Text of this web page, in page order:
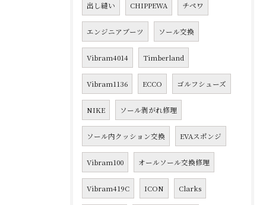
出し縫い CHIPPEWA チペワ
エンジニアブーツ ソール交換
Vibram4014 Timberland
Vibram1136 ECCO ゴルフシューズ
NIKE ソール剥がれ修理
ソール内クッション交換 EVAスポンジ
Vibram100 オールソール交換修理
Vibram419C ICON Clarks